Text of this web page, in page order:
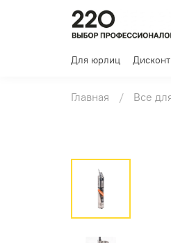
Для юрлиц
Главная Все